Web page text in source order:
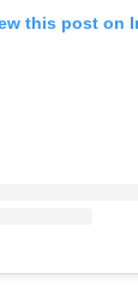
this post on